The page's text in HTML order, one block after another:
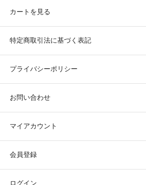
カートを見る
特定商取引法に基づく表記
プライバシーポリシー
お問い合わせ
マイアカウント
会員登録
ログイン